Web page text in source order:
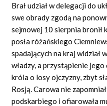
Brał udział w delegacji do
swe obrady zgodą na
sejmowej 10 sierpnia bronił
posła różańskiego
spadających na kraj widział
władzy, a przystąpienie
króla o losy ojczyzny, zbyt
Rosją. Carowa nie
podskarbiego i ofiarowała